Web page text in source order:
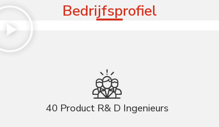
Bedrijfsprofiel
40 Product R& D Ingenieurs